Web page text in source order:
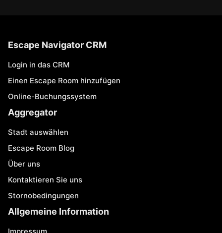
Escape Navigator CRM
Login in das CRM
Einen Escape Room hinzufügen
Online-Buchungssystem
Aggregator
Stadt auswählen
Escape Room Blog
Über uns
Kontaktieren Sie uns
Stornobedingungen
Allgemeine Information